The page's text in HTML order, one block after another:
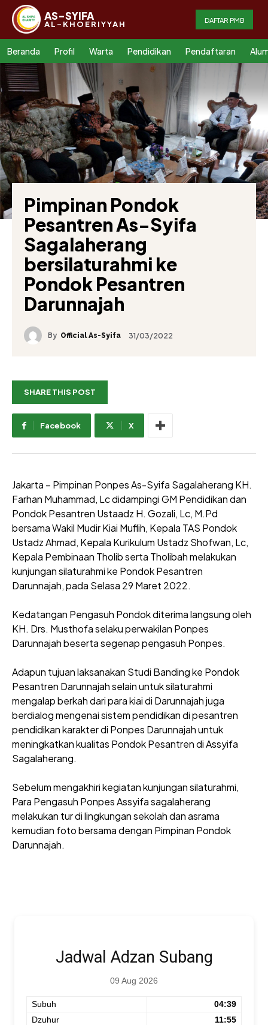
AS-SYIFA
AL-KHOERIYYAH DAFTAR PMB
Beranda Profil Warta Pendidikan Pendaftaran
Pimpinan Pondok
Pesantren As-Syifa
Sagalaherang
bersilaturahmi ke
Pondok Pesantren
Darunnajah
By Official As-Syifa 31/03/2022
SHARE THIS POST
Facebook X
Jakarta – Pimpinan Ponpes As-Syifa Sagalaherang KH.
Farhan Muhammad, Lc didampingi GM Pendidikan dan
Pondok Pesantren Ustaadz H. Gozali, Lc, M.Pd
bersama Wakil Mudir Kiai Muflih, Kepala TAS Pondok
Ustadz Ahmad, Kepala Kurikulum Ustadz Shofwan, Lc,
Kepala Pembinaan Tholib serta Tholibah melakukan
kunjungan silaturahmi ke Pondok Pesantren
Darunnajah, pada Selasa 29 Maret 2022.
Kedatangan Pengasuh Pondok diterima langsung oleh
KH. Drs. Musthofa selaku perwakilan Ponpes
Darunnajah beserta segenap pengasuh Ponpes.
Adapun tujuan laksanakan Studi Banding ke Pondok
Pesantren Darunnajah selain untuk silaturahmi
mengalap berkah dari para kiai di Darunnajah juga
berdialog mengenai sistem pendidikan di pesantren
pendidikan karakter di Ponpes Darunnajah untuk
meningkatkan kualitas Pondok Pesantren di Assyifa
Sagalaherang.
Sebelum mengakhiri kegiatan kunjungan silaturahmi,
Para Pengasuh Ponpes Assyifa sagalaherang
melakukan tur di lingkungan sekolah dan asrama
kemudian foto bersama dengan Pimpinan Pondok
Darunnajah.
Jadwal Adzan Subang
09 Aug 2026
Subuh
04:39
Dzuhur
11:55